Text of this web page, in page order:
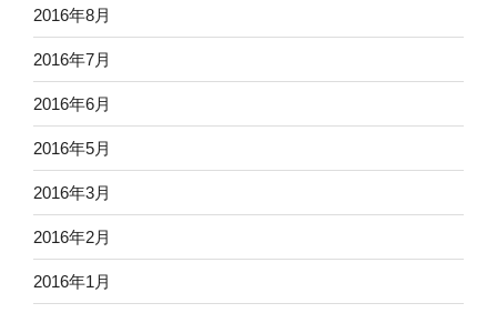
2016年8月
2016年7月
2016年6月
2016年5月
2016年3月
2016年2月
2016年1月